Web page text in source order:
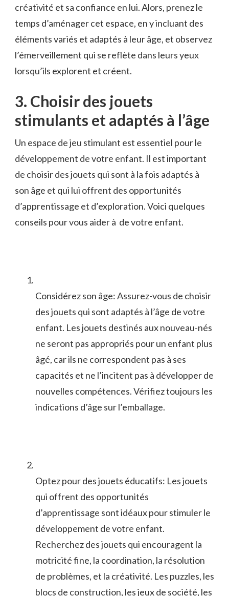
créativité et sa confiance en lui. Alors, prenez le
‌temps d’aménager cet espace,‍ en y ‌incluant des
⁤éléments variés‌ et adaptés à⁢ leur âge,⁤ et observez
l’émerveillement qui se reflète dans leurs yeux
lorsqu’ils ⁢explorent ⁢et​ créent.
3. Choisir ‌des ⁣jouets
stimulants et adaptés‍ à‍ l’âge
Un espace de jeu stimulant est essentiel ​pour le
développement de⁤ votre enfant.⁣ Il est‌ important​
de⁤ choisir ⁣des jouets qui​ sont à la ‌fois adaptés à
son âge et qui lui offrent des ‍opportunités
d’apprentissage et d’exploration. Voici quelques
conseils pour vous aider à ⁤ de votre enfant.
Considérez ‍son ‍âge: Assurez-vous de choisir
des jouets qui sont adaptés à l’âge de votre
enfant. Les jouets destinés aux nouveau-nés
ne seront pas appropriés pour un enfant plus
âgé, car ils ⁤ne correspondent‍ pas⁤ à ses⁤
capacités et ​ne l’incitent pas à‍ développer de
nouvelles⁣ compétences. Vérifiez toujours les
indications ​d’âge sur⁢ l’emballage.
Optez pour des jouets ​éducatifs: Les ⁣jouets⁢
qui offrent ⁢des opportunités
d’apprentissage sont idéaux ​pour ⁤stimuler le
développement de votre enfant. ​
Recherchez des jouets qui‍ encouragent⁢ la
motricité‌ fine,‌ la coordination, la⁤ résolution
de problèmes, et la créativité. Les puzzles, ⁢les
blocs ⁢de ⁤construction,⁢ les jeux de⁢ société, les‍